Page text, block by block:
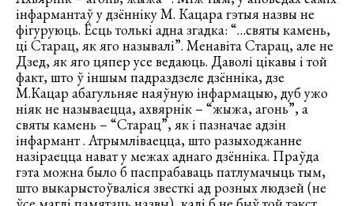
інфармантаў у дзённіку М. Кацара гэтыя назвы не
фігуруюць. Ёсць толькі адна згадка: “…святы камень,
ці Старац, як яго называлі”. Менавіта Старац, але не
Дзед, як яго цяпер усе ведаюць. Даволі цікавы і той
факт, што ў іншым падраздзеле дзённіка, дзе
М.Кацар абагульняе наяўную інфармацыю, дуб ужо
ніяк не называецца, ахвярнік – “жыжа, агонь”, а
святы камень – “Старац”, як і пазначае адзін
інфармант . Атрымліваецца, што разыходжанне
назіраецца нават у межах аднаго дзённіка. Праўда
гэта можна было б паспрабаваць патлумачыць тым,
што выкарыстоўваліся звесткі ад розных людзей (не